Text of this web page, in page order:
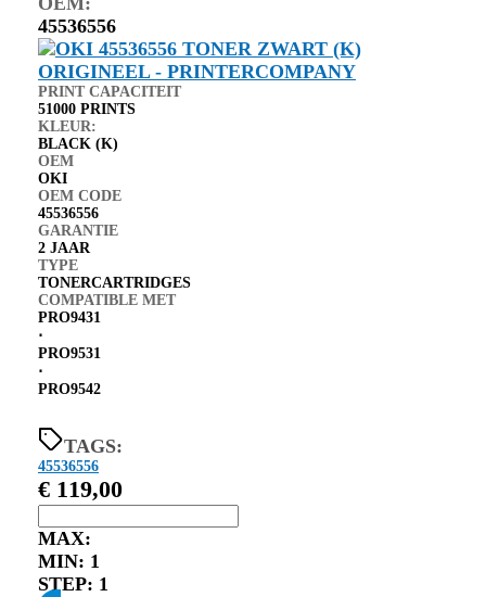
45536556
PRINT CAPACITEIT
51000 PRINTS
KLEUR:
BLACK (K)
OEM
OKI
OEM CODE
45536556
GARANTIE
2 JAAR
TYPE
TONERCARTRIDGES
COMPATIBLE MET
PRO9431
⋅
PRO9531
⋅
PRO9542
TAGS:
45536556
€ 119,00
MAX:
MIN: 1
STEP: 1